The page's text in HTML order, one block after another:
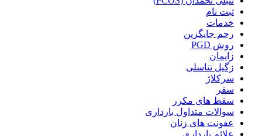
ثبت نام
خدمات
رحم جایگزین
روش PGD
زایمان
زگیل تناسلی
سرکلاژ
سفر
سقط های مکرر
سوالات متداول بارداری
عفونت های زنان